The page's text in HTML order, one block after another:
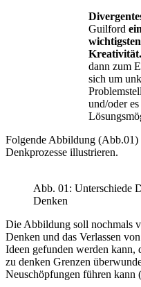
Guilford
Kreativität.
dann zum
sich um
und/oder
Folgende Abbildung (Abb.01)
Denkprozesse illustrieren.
Abb. 01: Unterschiede
Denken
Die Abbildung soll nochmals
Denken und das Verlassen
Ideen gefunden werden kann,
zu denken Grenzen
Neuschöpfungen führen kann